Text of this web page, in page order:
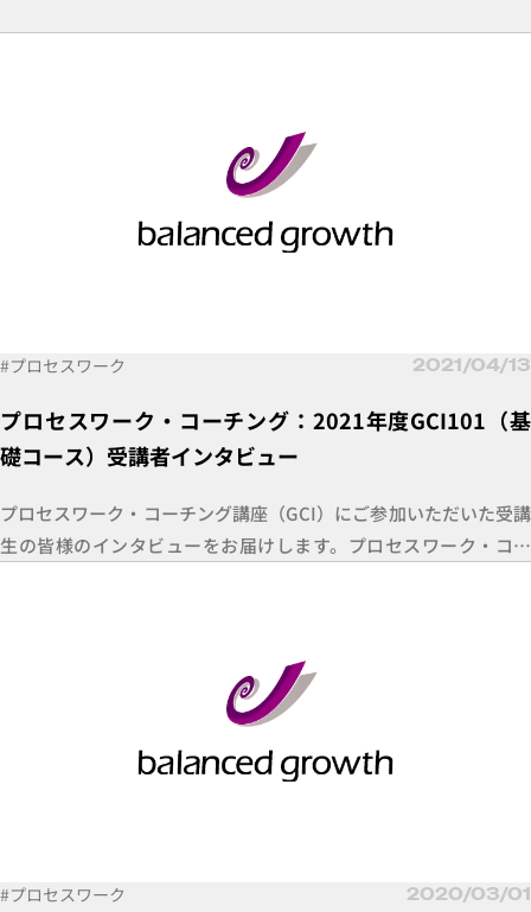
#プロセスワーク 2021/04/13
プロセスワーク・コーチング：2021年度GCI101（基
礎コース）受講者インタビュー
プロセスワーク・コーチング講座（GCI）にご参加いただいた受講
生の皆様のインタビューをお届けします。プロセスワーク・コー
本質的な変容を支援する世界最先端のコーチングメソッドを学べ
#プロセスワーク 2020/03/01